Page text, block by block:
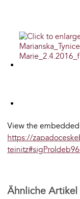
View the
https://
Ähnliche Artikel